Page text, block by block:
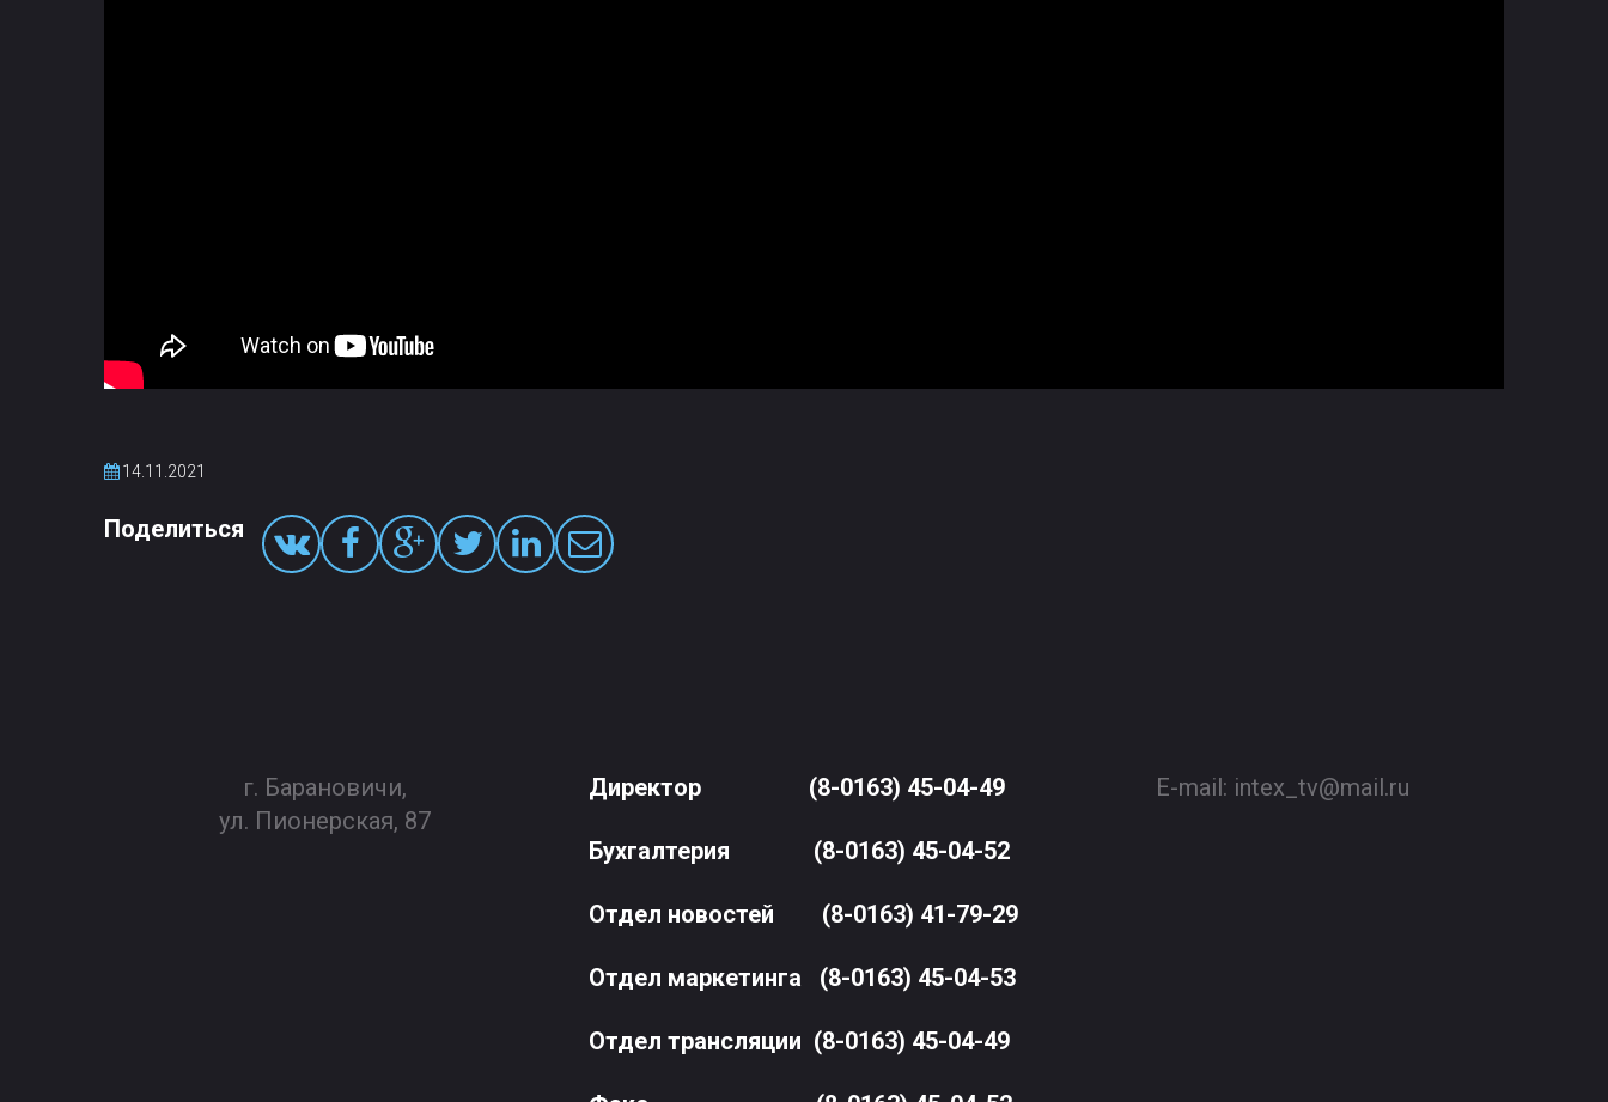
14.11.2021
Поделиться
г. Барановичи,
ул. Пионерская, 87
Директор (8-0163) 45-04-49
Бухгалтерия (8-0163) 45-04-52
Отдел новостей (8-0163) 41-79-29
Отдел маркетинга (8-0163) 45-04-53
Отдел трансляции (8-0163) 45-04-49
E-mail: intex_tv@mail.ru